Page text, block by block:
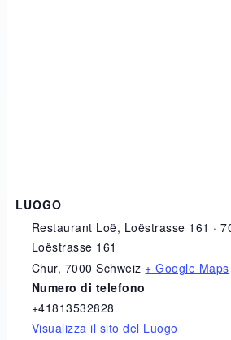
LUOGO
Restaurant Loë, Loëstrasse 161 ·
Loëstrasse 161
Chur, 7000 Schweiz + Google Maps
Numero di telefono
+41813532828
Visualizza il sito del Luogo